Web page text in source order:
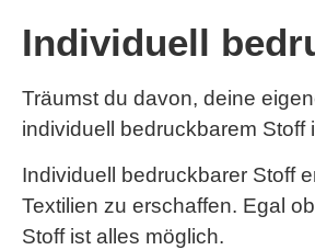
Individuell
Träumst du davon, deine
individuell bedruckbarem Stoff
Individuell bedruckbarer Stoff
Textilien zu erschaffen. Egal
Stoff ist alles möglich.